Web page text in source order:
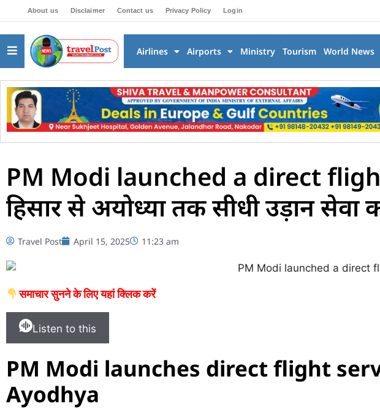
About us Disclaimer Contact us Privacy Policy Login
Airlines Airports Ministry Tourism World News
PM Modi launched a direct flight :
हिसार से अयोध्या तक सीधी उड़ान सेवा
Travel Post April 15, 2025 11:23 am
समाचार सुनने के लिए यहां क्लिक करें
Listen to this
PM Modi launches direct flight
Ayodhya